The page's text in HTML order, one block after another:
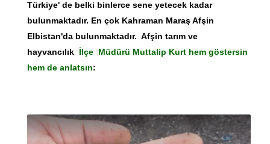
Türkiye' de belki binlerce sene yetecek kadar
bulunmaktadır. En çok Kahraman Maraş Afşin
Elbistan'da bulunmaktadır. Afşin tarım ve
hayvancılık İlçe Müdürü Muttalip Kurt hem göstersin
hem de anlatsın: